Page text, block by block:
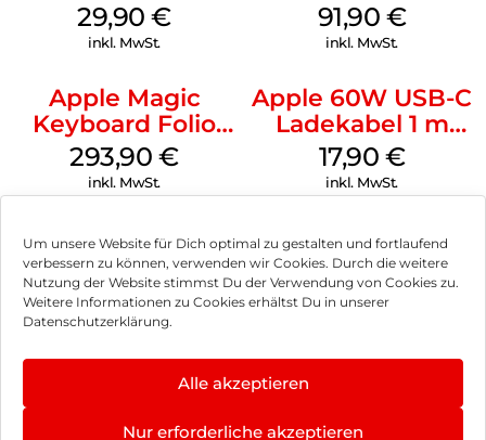
Um unsere Website für Dich optimal zu gestalten und fortlaufend
verbessern zu können, verwenden wir Cookies. Durch die weitere
Nutzung der Website stimmst Du der Verwendung von Cookies zu.
Weitere Informationen zu Cookies erhältst Du in unserer
Datenschutzerklärung.
Alle akzeptieren
Nur erforderliche akzeptieren
Case MagSafe
Transparent
29,90€
inkl. MwSt.
91,90 €
inkl. MwSt.
Apple Magic
Keyboard Folio
iPad 10.9″ (10.Gen.)
Weiß
293,90€
inkl. MwSt.
Apple 60W USB-C
Ladekabel 1 m
Weiß
17,90 €
inkl. MwSt.
Impressum